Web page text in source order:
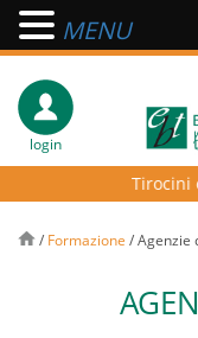
login
Tirocini
/ Formazione /Agenzie
MENU